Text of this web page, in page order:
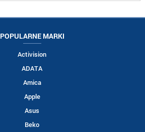
POPULARNE MARKI
Activision
ADATA
Amica
Apple
Asus
Beko